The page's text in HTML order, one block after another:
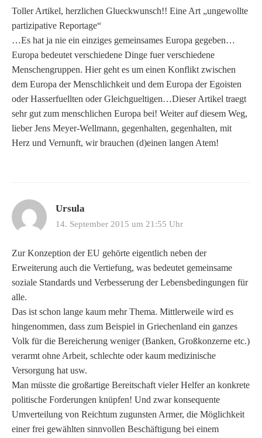
Toller Artikel, herzlichen Glueckwunsch!! Eine Art „ungewollte
partizipative Reportage“
…Es hat ja nie ein einziges gemeinsames Europa gegeben…
Europa bedeutet verschiedene Dinge fuer verschiedene
Menschengruppen. Hier geht es um einen Konflikt zwischen
dem Europa der Menschlichkeit und dem Europa der Egoisten
oder Hasserfuellten oder Gleichgueltigen…Dieser Artikel traegt
sehr gut zum menschlichen Europa bei! Weiter auf diesem Weg,
lieber Jens Meyer-Wellmann, gegenhalten, gegenhalten, mit
Herz und Vernunft, wir brauchen (d)einen langen Atem!
Ursula
14. September 2015 um 21:55 Uhr
Zur Konzeption der EU gehörte eigentlich neben der
Erweiterung auch die Vertiefung, was bedeutet gemeinsame
soziale Standards und Verbesserung der Lebensbedingungen für
alle.
Das ist schon lange kaum mehr Thema. Mittlerweile wird es
hingenommen, dass zum Beispiel in Griechenland ein ganzes
Volk für die Bereicherung weniger (Banken, Großkonzerne etc.)
verarmt ohne Arbeit, schlechte oder kaum medizinische
Versorgung hat usw.
Man müsste die großartige Bereitschaft vieler Helfer an konkrete
politische Forderungen knüpfen! Und zwar konsequente
Umverteilung von Reichtum zugunsten Armer, die Möglichkeit
einer frei gewählten sinnvollen Beschäftigung bei einem